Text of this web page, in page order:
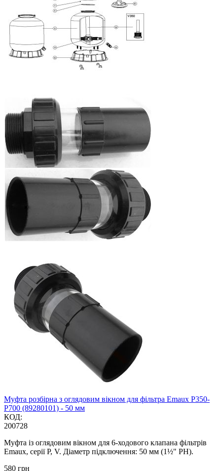
Муфта розбірна з оглядовим вікном для фільтра Emaux P350-
P700 (89280101) - 50 мм
КОД:
200728
Муфта із оглядовим вікном для 6-ходового клапана фільтрів
Emaux, серії P, V. Діаметр підключення: 50 мм (1½" РН).
‍580‍ грн